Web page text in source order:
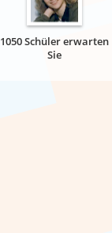
1050 Schüler erwarten
Sie